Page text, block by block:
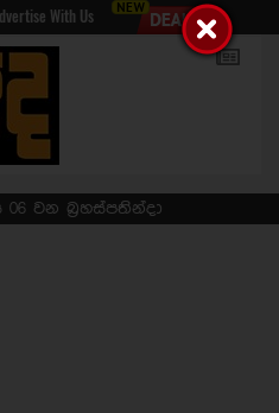
With Us
වන බ්‍රහස්පතින්දා